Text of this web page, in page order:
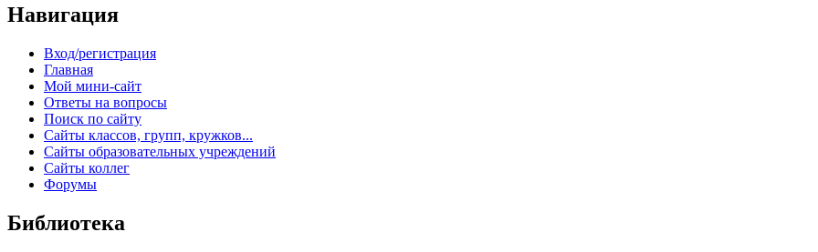
Навигация
Вход/регистрация
Главная
Мой мини-сайт
Ответы на вопросы
Поиск по сайту
Сайты классов, групп, кружков...
Сайты образовательных учреждений
Сайты коллег
Форумы
Библиотека